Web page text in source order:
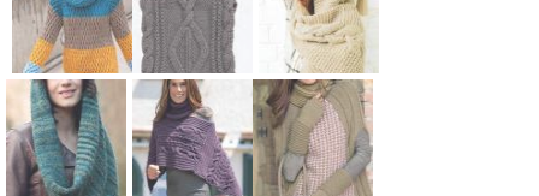
хомут с
ажурным
узором
вязание
крючком
для женщин
ажурная
накидка с
завязками
вязание
крючком
для женщин
укороченны
й худи с
широкими
рукавами и
снуд
вязание
Схема:
свитер
реглан в
Схема:
классически
й объемный
Схема:
шарф-
капюшон с